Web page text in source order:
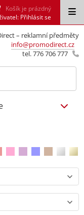
– reklamní předměty
info@promodirect.cz
tel. 776 706 777
Košík je prázdný
Přihlásit se